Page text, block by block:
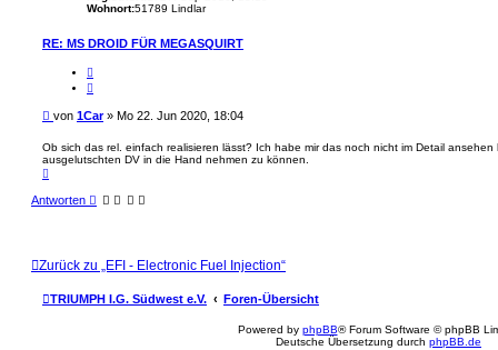
Wohnort:51789 Lindlar
RE: MS DROID FÜR MEGASQUIRT
i
t
t
B
i
t
g
von 1Car» Mo 22. Jun 2020, 18:04
Ob sich das rel. einfach realisieren lässt? Ich habe mir das noch nicht im Detail
ausgelutschten DV in die Hand nehmen zu können.
a
h
Antworten
Zurück zu „EFI - Electronic Fuel Injection“
TRIUMPH I.G. Südwest e.V. Foren-Übersicht
Powered by phpBB® Forum Software © phpBB
Deutsche Übersetzung durch phpBB.de